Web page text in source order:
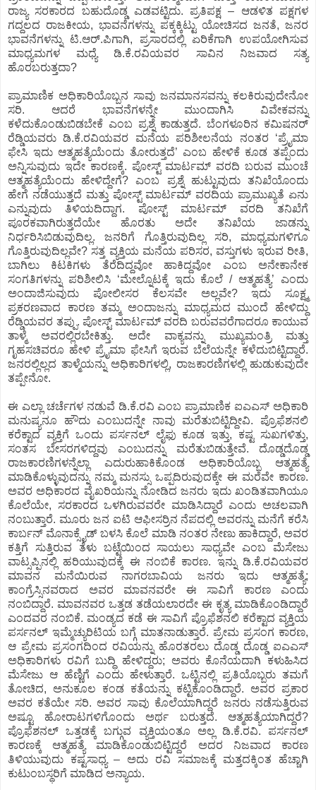
ರಾಜ್ಯ ಸರಕಾರದ ಬಹುದೊಡ್ಡ ಎಡವಟ್ಟಿದು. ಪ್ರತಿಪಕ್ಷ – ಆಡಳಿತ ಪಕ್ಷಗಳ
ಗದ್ದಲದ ರಾಜಕೀಯ, ಭಾವನೆಗಳನ್ನು ಪಕ್ಕಕ್ಕಿಟ್ಟು ಯೋಚಿಸದ ಜನತೆ, ಜನರ
ಭಾವನೆಗಳನ್ನು ಟಿ.ಆರ್.ಪಿಗಾಗಿ, ಪ್ರಸಾರದಲ್ಲಿ ಏರಿಕೆಗಾಗಿ ಉಪಯೋಗಿಸುವ
ಮಾಧ್ಯಮಗಳ ಮಧ್ಯೆ ಡಿ.ಕೆ.ರವಿಯವರ ಸಾವಿನ ನಿಜವಾದ ಸತ್ಯ
ಹೊರಬರುತ್ತದಾ?
ಪ್ರಾಮಾಣಿಕ ಅಧಿಕಾರಿಯೊಬ್ಬನ ಸಾವು ಜನಮಾನಸವನ್ನು ಕಲಕಿರುವುದೇನೋ
ಸರಿ. ಆದರೆ ಭಾವನೆಗಳನ್ನೇ ಮುಂದಾಗಿಸಿ ವಿವೇಕವನ್ನು
ಕಳೆದುಕೊಂಡುಬಿಡಬೇಕೆ ಎಂಬ ಪ್ರಶ್ನೆ ಕಾಡುತ್ತದೆ. ಬೆಂಗಳೂರಿನ ಕಮಿಷನರ್
ರೆಡ್ಡಿಯವರು ಡಿ.ಕೆ.ರವಿಯವರ ಮನೆಯ ಪರಿಶೀಲನೆಯ ನಂತರ ‘ಪ್ರೈಮಾ
ಫೇಸಿ ಇದು ಆತ್ಮಹತ್ಯೆಯೆಂದು ತೋರುತ್ತದೆ’ ಎಂಬ ಹೇಳಿಕೆ ಕೂಡ ತಪ್ಪೆಂದು
ಅನ್ನಿಸುವುದು ಇದೇ ಕಾರಣಕ್ಕೆ. ಪೋಸ್ಟ್ ಮಾರ್ಟಮ್ ವರದಿ ಬರುವ ಮುಂಚೆ
ಆತ್ಮಹತ್ಯೆಯೆಂದು ಹೇಳಿದ್ದೇಗೆ? ಎಂಬ ಪ್ರಶ್ನೆ ಹುಟ್ಟುವುದು ತನಿಖೆಯೊಂದು
ಹೇಗೆ ನಡೆಯುತ್ತದೆ ಮತ್ತು ಪೋಸ್ಟ್ ಮಾರ್ಟಮ್ ವರದಿಯ ಪ್ರಾಮುಖ್ಯತೆ ಏನು
ಎನ್ನುವುದು ತಿಳಿಯದಿದ್ದಾಗ. ಪೋಸ್ಟ್ ಮಾರ್ಟಮ್ ವರದಿ ತನಿಖೆಗೆ
ಪೂರಕವಾಗಿರುತ್ತದೆಯೇ ಹೊರತು ಅದೇ ತನಿಖೆಯ ಜಾಡನ್ನು
ನಿರ್ಧರಿಸಿಬಿಡುವುದಿಲ್ಲ. ಜನರಿಗೆ ಗೊತ್ತಿರುವುದಿಲ್ಲ ಸರಿ, ಮಾಧ್ಯಮಗಳಿಗೂ
ಗೊತ್ತಿರುವುದಿಲ್ಲವೇ? ಸತ್ತ ವ್ಯಕ್ತಿಯ ಮನೆಯ ಪರಿಸರ, ವಸ್ತುಗಳು ಇರುವ ರೀತಿ,
ಬಾಗಿಲು ಕಿಟಕಿಗಳು ತೆರೆದಿದ್ದವೋ ಹಾಕಿದ್ದವೋ ಎಂಬ ಅನೇಕಾನೇಕ
ಸಂಗತಿಗಳನ್ನು ಪರಿಶೀಲಿಸಿ ‘ಮೇಲ್ನೊಟಕ್ಕೆ ಇದು ಕೊಲೆ / ಆತ್ಮಹತ್ಯೆ’ ಎಂದು
ಅಂದಾಜಿಸುವುದು ಪೋಲೀಸರ ಕೆಲಸವೇ ಅಲ್ಲವೇ? ಇದು ಸೂಕ್ಷ್ಮ
ಪ್ರಕರಣವಾದ ಕಾರಣ ತಮ್ಮ ಅಂದಾಜನ್ನು ಮಾಧ್ಯಮದ ಮುಂದೆ ಹೇಳಿದ್ದು
ರೆಡ್ಡಿಯವರ ತಪ್ಪು. ಪೋಸ್ಟ್ ಮಾರ್ಟಮ್ ವರದಿ ಬರುವವರೆಗಾದರೂ ಕಾಯುವ
ತಾಳ್ಮೆ ಅವರಲ್ಲಿರಬೇಕಿತ್ತು. ಅದೇ ವಾಕ್ಯವನ್ನು ಮುಖ್ಯಮಂತ್ರಿ ಮತ್ತು
ಗೃಹಸಚಿವರೂ ಹೇಳಿ ಪ್ರೈಮಾ ಫೇಸಿಗೆ ಇರುವ ಬೆಲೆಯನ್ನೇ ಕಳೆದುಬಿಟ್ಟಿದ್ದಾರೆ.
ಜನರಲ್ಲಿಲ್ಲದ ತಾಳ್ಮೆಯನ್ನು ಅಧಿಕಾರಿಗಳಲ್ಲಿ, ರಾಜಕಾರಣಿಗಳಲ್ಲಿ ಹುಡುಕುವುದೇ
ತಪ್ಪೇನೋ.
ಈ ಎಲ್ಲಾ ಚರ್ಚೆಗಳ ನಡುವೆ ಡಿ.ಕೆ.ರವಿ ಎಂಬ ಪ್ರಾಮಾಣಿಕ ಐಎಎಸ್ ಅಧಿಕಾರಿ
ಮನುಷ್ಯನೂ ಹೌದು ಎಂಬುದನ್ನೇ ನಾವು ಮರೆತುಬಿಟ್ಟಿದ್ದೀವಿ. ಪ್ರೊಫೆಶನಲಿ
ಕರೆಕ್ಟಾದ ವ್ಯಕ್ತಿಗೆ ಒಂದು ಪರ್ಸನಲ್ ಲೈಫು ಕೂಡ ಇತ್ತು, ಕಷ್ಟ ಸುಖಗಳಿತ್ತು,
ಸಂತಸ ಬೇಸರಗಳಿದ್ದವು ಎಂಬುದನ್ನು ಮರೆತುಬಿಡುತ್ತೇವೆ. ದೊಡ್ಡದೊಡ್ಡ
ರಾಜಕಾರಣಿಗಳನ್ನೆಲ್ಲಾ ಎದುರುಹಾಕಿಕೊಂಡ ಅಧಿಕಾರಿಯೊಬ್ಬ ಆತ್ಮಹತ್ಯೆ
ಮಾಡಿಕೊಳ್ಳುವುದನ್ನು ನಮ್ಮ ಮನಸ್ಸು ಒಪ್ಪದಿರುವುದಕ್ಕೇ ಈ ಮರೆವೇ ಕಾರಣ.
ಅವರ ಅಧಿಕಾರದ ವೈಖರಿಯನ್ನು ನೋಡಿದ ಜನರು ಇದು ಖಂಡಿತವಾಗಿಯೂ
ಕೊಲೆಯೇ, ಸರಕಾರದ ಒಳಗಿರುವವರೇ ಮಾಡಿಸಿದ್ದಾರೆ ಎಂದು ಅಚಲವಾಗಿ
ನಂಬುತ್ತಾರೆ. ಮೂರು ಜನ ಐಟಿ ಆಫೀಸರ್ರಿನ ನೆಪದಲ್ಲಿ ಅವರನ್ನು ಮನೆಗೆ ಕರೆಸಿ
ಕಾರ್ಬನ್ ಮೊನಾಕ್ಸೈಡ್ ಬಳಸಿ ಕೊಲೆ ಮಾಡಿ ನಂತರ ನೇಣು ಹಾಕಿದ್ದಾರೆ, ಅವರ
ಕತ್ತಿಗೆ ಸುತ್ತಿರುವ ತೆಳು ಬಟ್ಟೆಯಿಂದ ಸಾಯಲು ಸಾಧ್ಯವೇ ಎಂಬ ಮೆಸೇಜು
ವಾಟ್ಸಪ್ಪಿನಲ್ಲಿ ಹರಿಯುವುದಕ್ಕೆ ಈ ನಂಬಿಕೆ ಕಾರಣ. ಇನ್ನು ಡಿ.ಕೆ.ರವಿಯವರ
ಮಾವನ ಮನೆಯಿರುವ ನಾಗರಬಾವಿಯ ಜನರು ಇದು ಆತ್ಮಹತ್ಯೆ;
ಕಾಂಗ್ರೆಸ್ಸಿನವರಾದ ಅವರ ಮಾವನವರೇ ಈ ಸಾವಿಗೆ ಕಾರಣ ಎಂದು
ನಂಬಿದ್ದಾರೆ. ಮಾವನವರ ಒತ್ತಡ ತಡೆಯಲಾರದೇ ಈ ಕೃತ್ಯ ಮಾಡಿಕೊಂಡಿದ್ದಾರೆ
ಎಂದವರ ನಂಬಿಕೆ. ಮಂಡ್ಯದ ಕಡೆ ಈ ಸಾವಿಗೆ ಪ್ರೊಫೆಶನಲಿ ಕರೆಕ್ಟಾದ ವ್ಯಕ್ತಿಯ
ಪರ್ಸನಲ್ ಇಮ್ಮೆಚ್ಯುರಿಟಿಯ ಬಗ್ಗೆ ಮಾತನಾಡುತ್ತಾರೆ. ಪ್ರೇಮ ಪ್ರಸಂಗ ಕಾರಣ,
ಆ ಪ್ರೇಮ ಪ್ರಸಂಗದಿಂದ ರವಿಯನ್ನು ಹೊರತರಲು ದೊಡ್ಡ ದೊಡ್ಡ ಐಎಎಸ್
ಅಧಿಕಾರಿಗಳು ರವಿಗೆ ಬುದ್ಧಿ ಹೇಳಿದ್ದರು; ಅವರು ಕೊನೆಯದಾಗಿ ಕಳುಹಿಸಿದ
ಮೆಸೇಜು ಆ ಹೆಣ್ಣಿಗೆ ಎಂದು ಹೇಳುತ್ತಾರೆ. ಒಟ್ಟಿನಲ್ಲಿ ಪ್ರತಿಯೊಬ್ಬರು ತಮಗೆ
ತೋಚಿದ, ಅನುಕೂಲ ಕಂಡ ಕತೆಯನ್ನು ಕಟ್ಟಿಕೊಂಡಿದ್ದಾರೆ. ಅವರ ಪ್ರಕಾರ
ಅವರ ಕತೆಯೇ ಸರಿ. ಅವರ ಸಾವು ಕೊಲೆಯಾಗಿದ್ದರೆ ಜನರು ನಡೆಸುತ್ತಿರುವ
ಅಷ್ಟೂ ಹೋರಾಟಗಳಿಗೊಂದು ಅರ್ಥ ಬರುತ್ತದೆ. ಆತ್ಮಹತ್ಯೆಯಾಗಿದ್ದರೆ?
ಪ್ರೊಫೆಶನಲ್ ಒತ್ತಡಕ್ಕೆ ಬಗ್ಗುವ ವ್ಯಕ್ತಿಯಂತೂ ಅಲ್ಲ ಡಿ.ಕೆ.ರವಿ. ಪರ್ಸನಲ್
ಕಾರಣಕ್ಕೆ ಆತ್ಮಹತ್ಯೆ ಮಾಡಿಕೊಂಡುಬಿಟ್ಟಿದ್ದರೆ ಅದರ ನಿಜವಾದ ಕಾರಣ
ತಿಳಿಯುವುದು ಕಷ್ಟಸಾಧ್ಯ – ಅದು ರವಿ ಸಮಾಜಕ್ಕೆ ಮತ್ತದಕ್ಕಿಂತ ಹೆಚ್ಚಾಗಿ
ಕುಟುಂಬಸ್ಥರಿಗೆ ಮಾಡಿದ ಅನ್ಯಾಯ.